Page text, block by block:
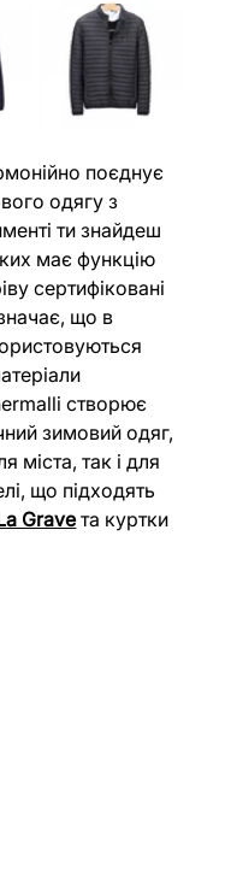
поєднує
одягу з
ти знайдеш
має функцію
сертифіковані
що в
створює
зимовий одяг,
міста, так і для
що підходять
Grave та куртки